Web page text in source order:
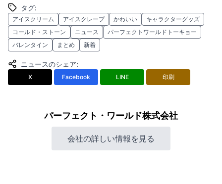
タグ:
アイスクリーム アイスクレープ かわいい
キャラクターグッズ
コールド・ストーン
ニュース
パーフェクトワールドトーキョー
バレンタイン
まとめ 新着
ニュースのシェア:
X Facebook LINE 印刷
パーフェクト・ワールド株式会社
会社の詳しい情報を見る